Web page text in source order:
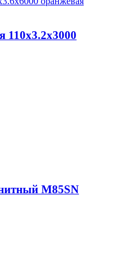
110х3.2х3000
M85SN